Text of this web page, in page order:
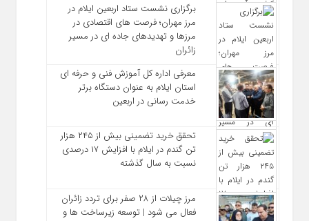
برگزاری نشست ستاد اربعین ایلام در
مرز مهران؛ فرصت‌ های اقتصادی در
مرزها و تهدیدهای جاده‌ ای در مسیر
زائران
معرفی اداره کل آموزش فنی و حرفه‌ ای
استان ایلام به‌ عنوان دستگاه برتر
خدمت‌ رسانی در اربعین
تحقق خرید تضمینی بیش از ۲۴۵ هزار
تن گندم در ایلام با افزایش ۱۷ درصدی
نسبت به سال گذشته
مرز چیلات از ۲۸ صفر برای تردد زائران
فعال می‌ شود | توسعه زیرساخت‌ ها و